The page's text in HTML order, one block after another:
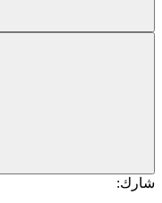
شارك: